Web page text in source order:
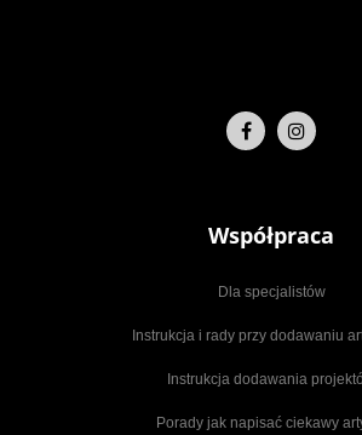
Współpraca
Dla specjalistów
Instrukcja i rady przy dodawaniu
Instrukcja dodawania
Porady jak napisać ciekawy